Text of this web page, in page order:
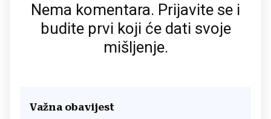
Nema komentara. Prijavite se i
budite prvi koji će dati svoje
mišljenje.
Važna obavijest